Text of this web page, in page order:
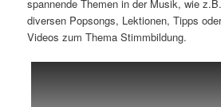
spannende Themen in der Musik, wie
diversen Popsongs, Lektionen, Tipps
Videos zum Thema Stimmbildung.